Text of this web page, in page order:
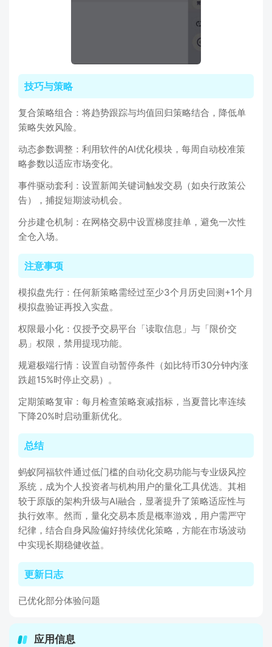
技巧与策略
复合策略组合：将趋势跟踪与均值回归策略结合，降低单
策略失效风险。
动态参数调整：利用软件的AI优化模块，每周自动校准策
略参数以适应市场变化。
事件驱动套利：设置新闻关键词触发交易（如央行政策公
告），捕捉短期波动机会。
分步建仓机制：在网格交易中设置梯度挂单，避免一次性
全仓入场。
注意事项
模拟盘先行：任何新策略需经过至少3个月历史回测+1个月
模拟盘验证再投入实盘。
权限最小化：仅授予交易平台「读取信息」与「限价交
易」权限，禁用提现功能。
规避极端行情：设置自动暂停条件（如比特币30分钟内涨
跌超15%时停止交易）。
定期策略复审：每月检查策略衰减指标，当夏普比率连续
下降20%时启动重新优化。
总结
蚂蚁阿福软件通过低门槛的自动化交易功能与专业级风控
系统，成为个人投资者与机构用户的量化工具优选。其相
较于原版的架构升级与AI融合，显著提升了策略适应性与
执行效率。然而，量化交易本质是概率游戏，用户需严守
纪律，结合自身风险偏好持续优化策略，方能在市场波动
中实现长期稳健收益。
更新日志
已优化部分体验问题
应用信息